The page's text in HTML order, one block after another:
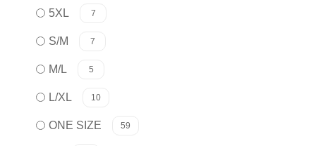
5XL 7
S/M 7
M/L 5
L/XL 10
ONE SIZE 59